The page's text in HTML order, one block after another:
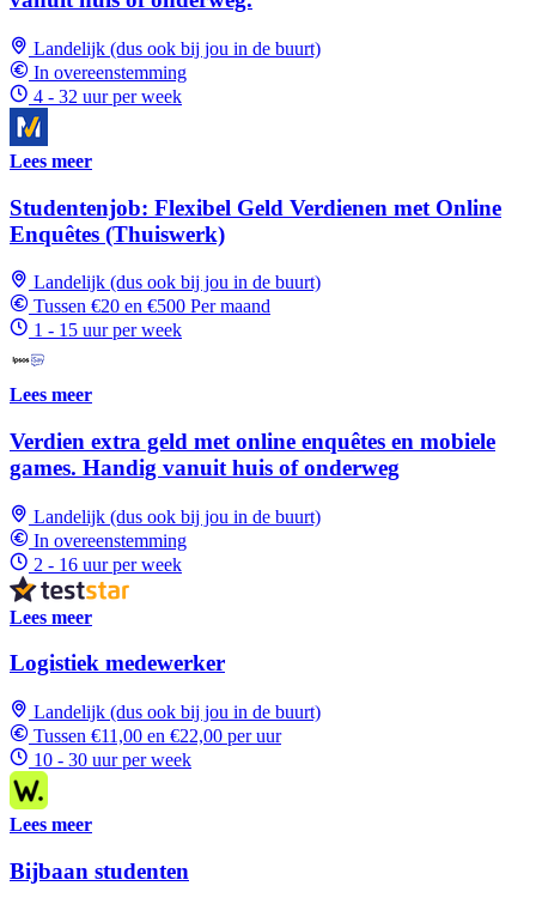
Landelijk (dus ook bij jou in de buurt)
In overeenstemming
4 - 32 uur per week
Lees meer
Studentenjob: Flexibel Geld Verdienen met Online
Enquêtes (Thuiswerk)
Landelijk (dus ook bij jou in de buurt)
Tussen €20 en €500 Per maand
1 - 15 uur per week
Lees meer
Verdien extra geld met online enquêtes en mobiele
games. Handig vanuit huis of onderweg
Landelijk (dus ook bij jou in de buurt)
In overeenstemming
2 - 16 uur per week
Lees meer
Logistiek medewerker
Landelijk (dus ook bij jou in de buurt)
Tussen €11,00 en €22,00 per uur
10 - 30 uur per week
Lees meer
Bijbaan studenten